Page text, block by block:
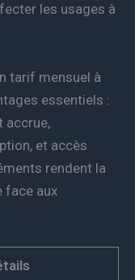
les usages à
tarif mensuel à
essentiels :
accrue,
et accès
rendent la
face aux